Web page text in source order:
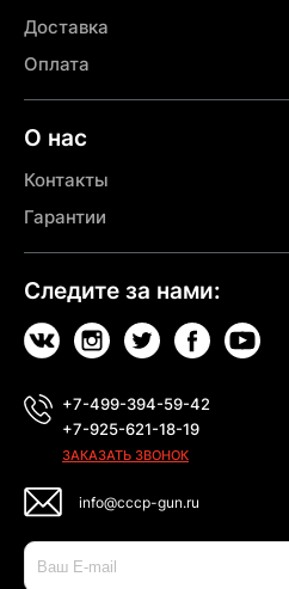
Доставка
Оплата
О нас
Контакты
Гарантии
Следите за нами:
+7-499-394-59-42
+7-925-621-18-19
ЗАКАЗАТЬ ЗВОНОК
info@cccp-gun.ru